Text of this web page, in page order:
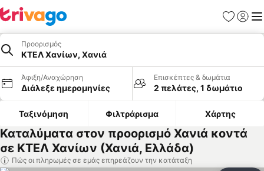
Προορισμός
ΚΤΕΛ Χανίων, Χανιά
Άφιξη/Αναχώρηση
Διάλεξε ημερομηνίες
Επισκέπτες & δωμάτια
2 πελάτες, 1 δωμάτιο
Ταξινόμηση Φιλτράρισμα Χάρτης
Καταλύματα στον προορισμό Χανιά κοντά
σε ΚΤΕΛ Χανίων (Χανιά, Ελλάδα)
Πώς οι πληρωμές σε εμάς επηρεάζουν την κατάταξη